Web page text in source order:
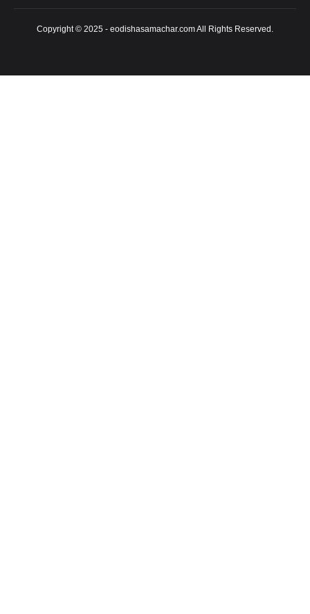
Copyright © 2025 - eodishasamachar.com All Rights Reserved.